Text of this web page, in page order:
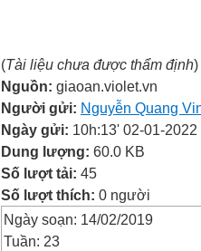
(Tài liệu chưa được thẩm định)
Nguồn: giaoan.violet.vn
Người gửi: Nguyễn Quang
Ngày gửi: 10h:13' 02-01-2022
Dung lượng: 60.0 KB
Số lượt tải: 45
Số lượt thích: 0 người
Ngày soạn: 14/02/2019
Tuần: 23